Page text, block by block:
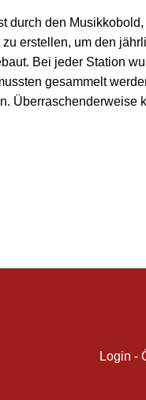
durch den Musikkobold,
erstellen, um den
Bei jeder Station
gesammelt
Überraschenderweise
Login -